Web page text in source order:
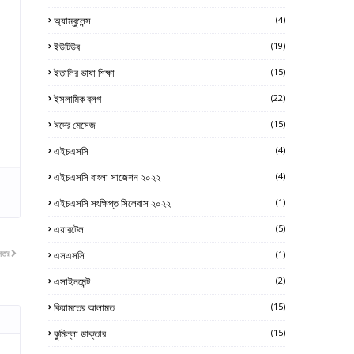
অ্যাম্বুলেন্স
(4)
ইউটিউব (19)
ইতালির ভাষা শিক্ষা (15)
ইসলামিক ব্লগ (22)
ঈদের মেসেজ (15)
এইচএসসি (4)
এইচএসসি বাংলা সাজেশন ২০২২ (4)
এইচএসসি সংক্ষিপ্ত সিলেবাস ২০২২ (1)
এয়ারটেল (5)
এসএসসি (1)
এসাইনমেন্ট (2)
কিয়ামতের আলামত (15)
কুমিল্লা ডাক্তার (15)